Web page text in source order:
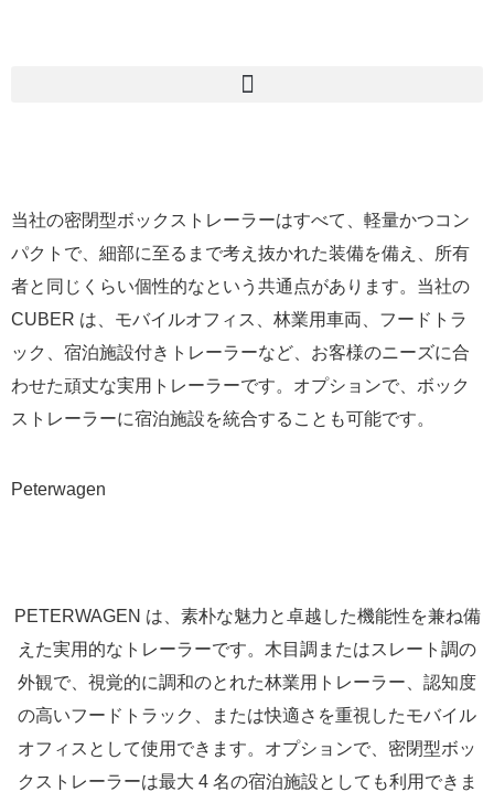
当社の密閉型ボックストレーラーはすべて、軽量かつコン
パクトで、細部に至るまで考え抜かれた装備を備え、所有
者と同じくらい個性的なという共通点があります。当社の
CUBER は、モバイルオフィス、林業用車両、フードトラ
ック、宿泊施設付きトレーラーなど、お客様のニーズに合
わせた頑丈な実用トレーラーです。オプションで、ボック
ストレーラーに宿泊施設を統合することも可能です。
Peterwagen
PETERWAGEN は、素朴な魅力と卓越した機能性を兼ね備
えた実用的なトレーラーです。木目調またはスレート調の
外観で、視覚的に調和のとれた林業用トレーラー、認知度
の高いフードトラック、または快適さを重視したモバイル
オフィスとして使用できます。オプションで、密閉型ボッ
クストレーラーは最大 4 名の宿泊施設としても利用できま